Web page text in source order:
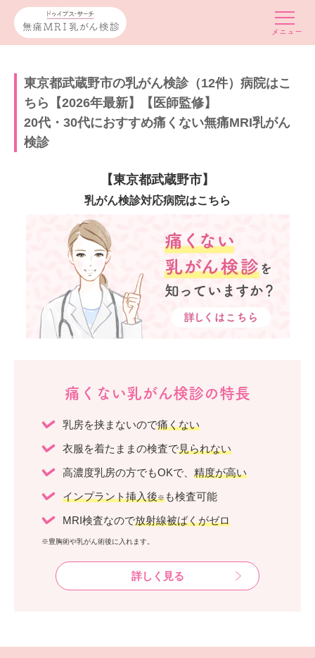
東京都武蔵野市の乳がん検診（12件）病院はこ
ちら【2026年最新】【医師監修】
20代・30代におすすめ痛くない無痛MRI乳がん
検診
【東京都武蔵野市】
乳がん検診対応病院はこちら
痛くない乳がん検診の特長
乳房を挟まないので痛くない
衣服を着たままの検査で見られない
高濃度乳房の方でもOKで、 精度が高い
インプラント挿入後※ も検査可能
MRI検査なので放射線被ばくがゼロ
※豊胸術や乳がん術後に入れます。
詳しく見る